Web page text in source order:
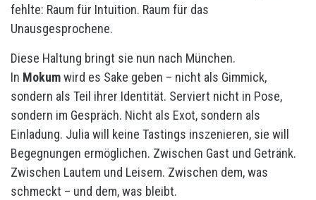
fehlte: Raum für Intuition. Raum für das
Unausgesprochene.
Diese Haltung bringt sie nun nach München.
In Mokumwird es Sake geben – nicht als Gimmick,
sondern als Teil ihrer Identität. Serviert nicht in Pose,
sondern im Gespräch. Nicht als Exot, sondern als
Einladung. Julia will keine Tastings inszenieren, sie will
Begegnungen ermöglichen. Zwischen Gast und Getränk.
Zwischen Lautem und Leisem. Zwischen dem, was
schmeckt – und dem, was bleibt.